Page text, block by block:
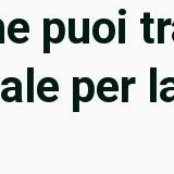
puoi
per